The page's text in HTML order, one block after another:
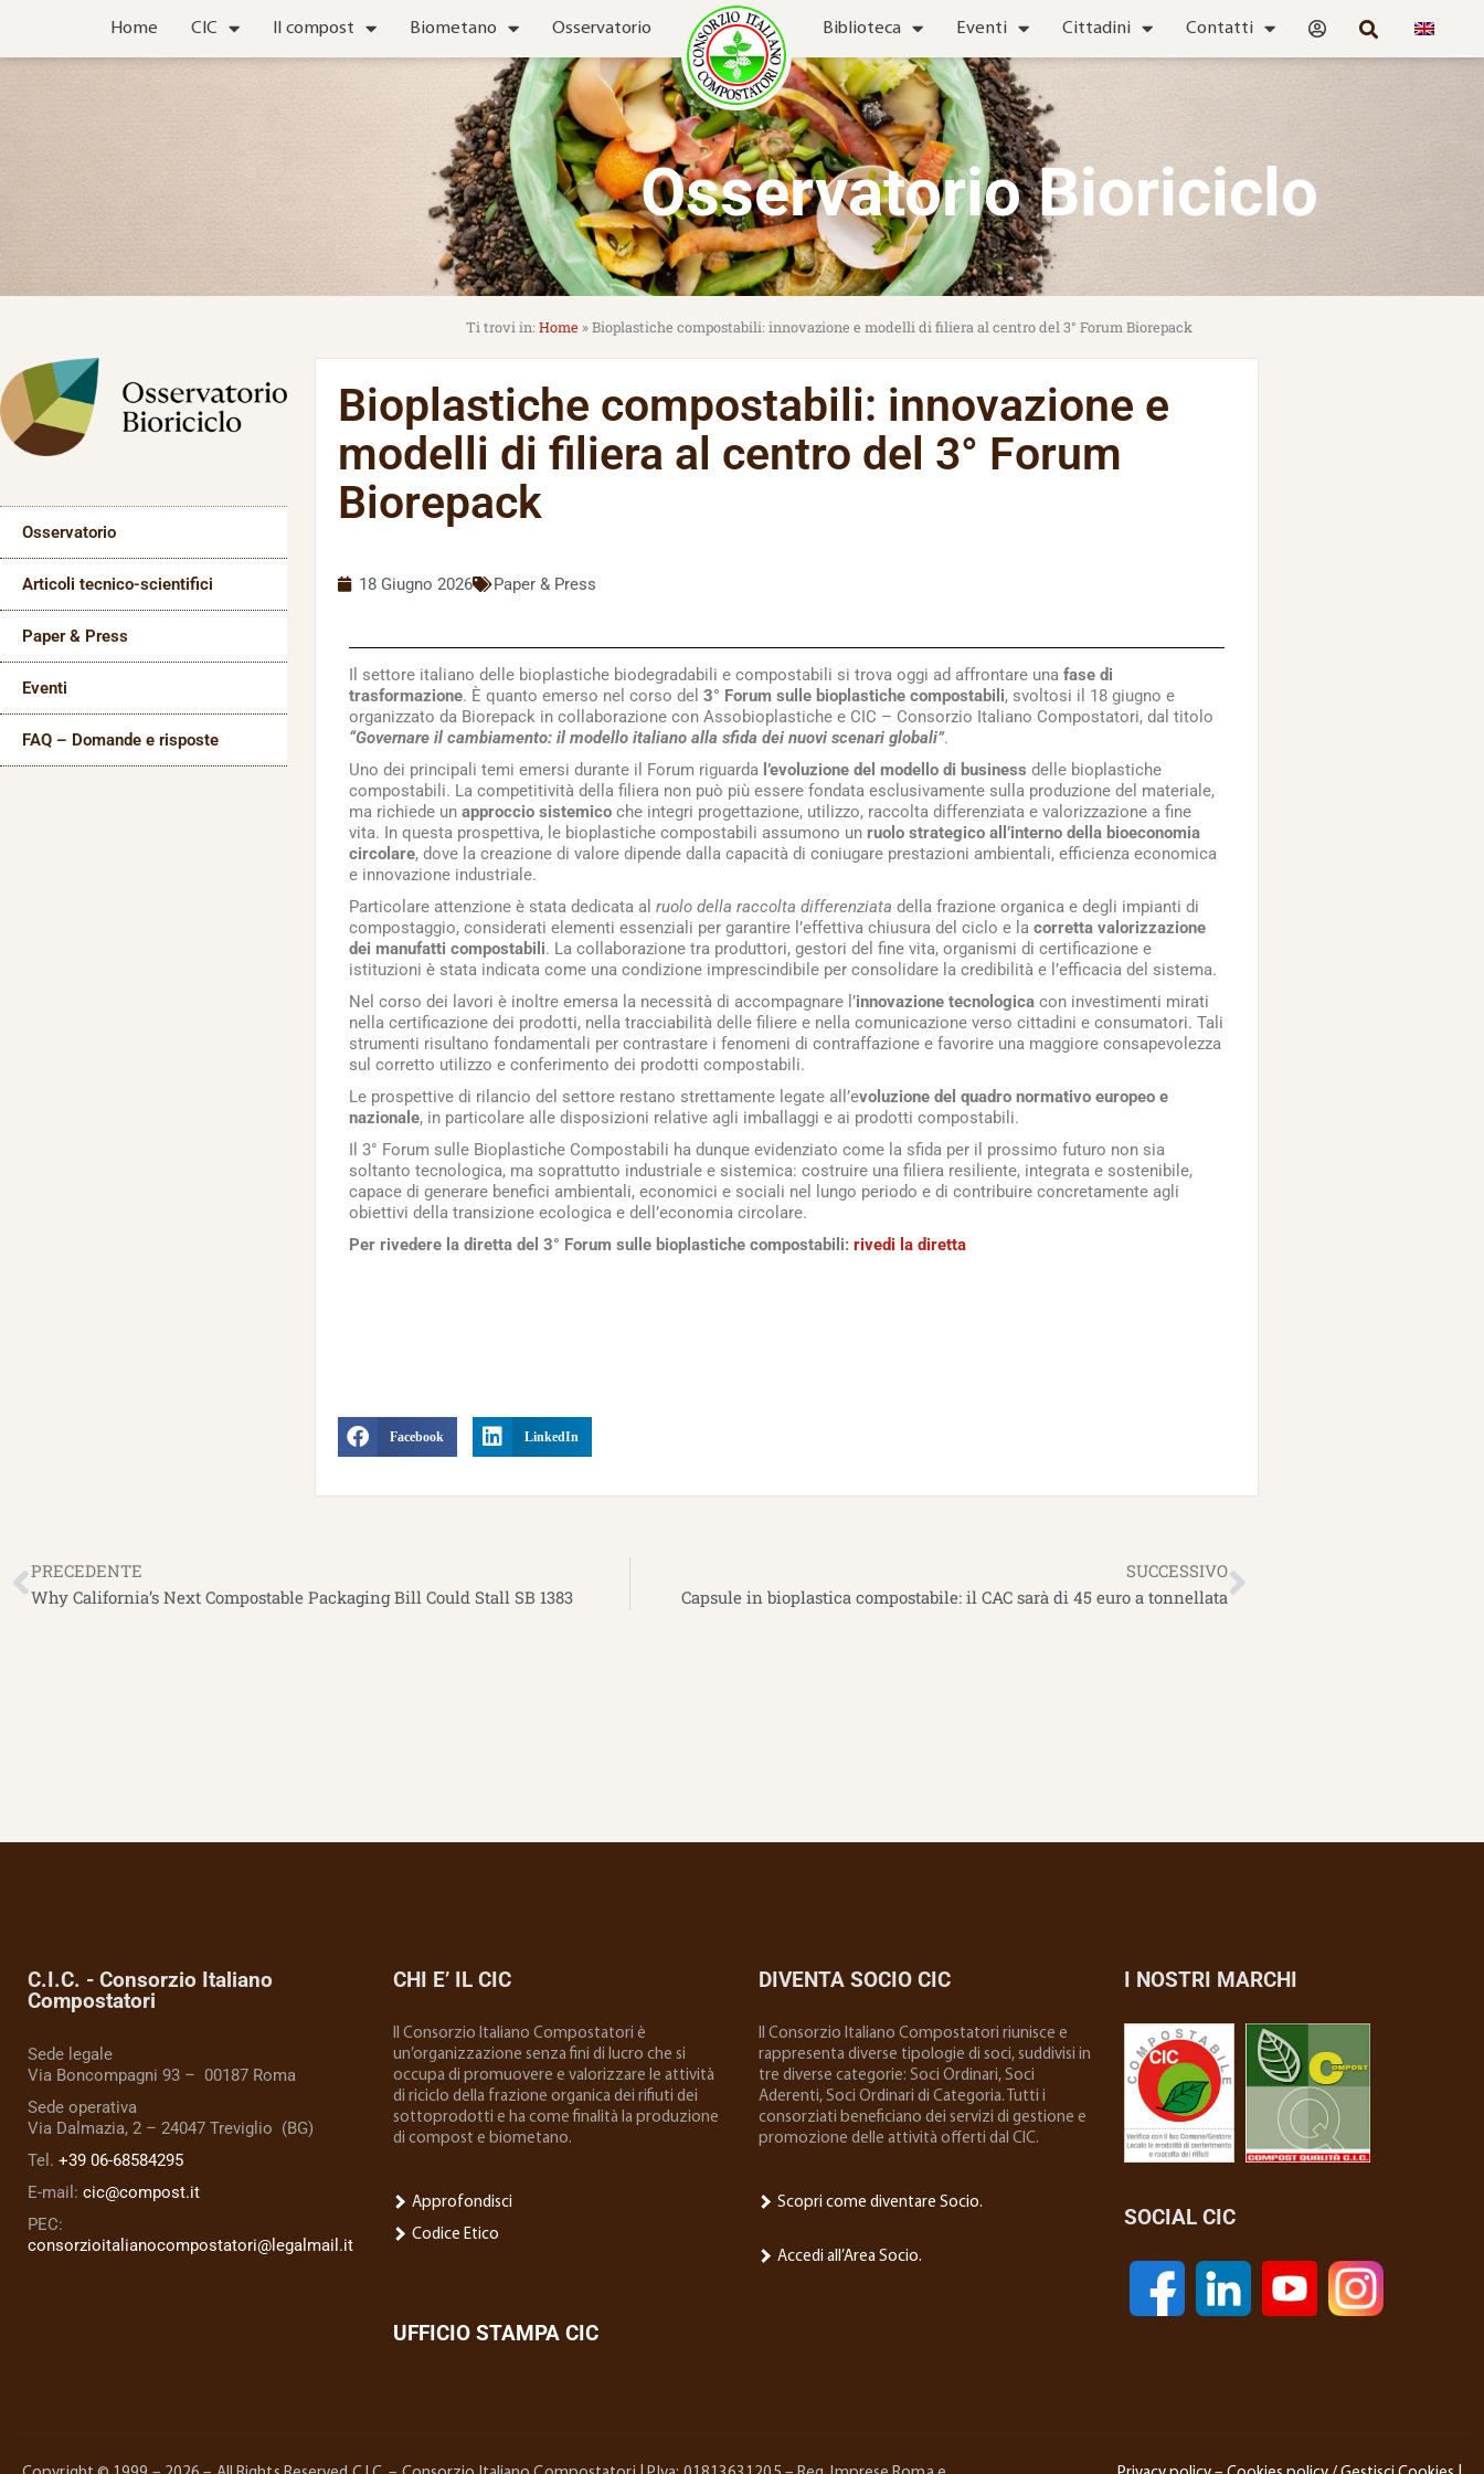
contenuto
Home CIC Il compost Biometano Osservatorio Biblioteca Eventi Cittadini Contatti
Osservatorio Bioriciclo
Home »Bioplastiche compostabili: innovazione e modelli di filiera al centro del 3° Forum Biorepack
Osservatorio
Articoli tecnico-scientifici
Paper & Press
Eventi
FAQ – Domande e risposte
Bioplastiche compostabili: innovazione e
modelli di filiera al centro del 3° Forum
Biorepack
18 Giugno 2026 Paper & Press
Il settore italiano delle bioplastiche biodegradabili e compostabili si trova oggi ad affrontare una fase di
trasformazione. È quanto emerso nel corso del 3° Forum sulle bioplastiche compostabili, svoltosi il 18 giugno e
organizzato da Biorepack in collaborazione con Assobioplastiche e CIC – Consorzio Italiano Compostatori, dal titolo
“Governare il cambiamento: il modello italiano alla sfida dei nuovi scenari globali”.
Uno dei principali temi emersi durante il Forum riguarda l’evoluzione del modello di business delle bioplastiche
compostabili. La competitività della filiera non può più essere fondata esclusivamente sulla produzione del materiale,
ma richiede un approccio sistemico che integri progettazione, utilizzo, raccolta differenziata e valorizzazione a fine
vita. In questa prospettiva, le bioplastiche compostabili assumono un ruolo strategico all’interno della bioeconomia
circolare, dove la creazione di valore dipende dalla capacità di coniugare prestazioni ambientali, efficienza economica
e innovazione industriale.
Particolare attenzione è stata dedicata al ruolo della raccolta differenziata della frazione organica e degli impianti di
compostaggio, considerati elementi essenziali per garantire l’effettiva chiusura del ciclo e la corretta valorizzazione
dei manufatti compostabili. La collaborazione tra produttori, gestori del fine vita, organismi di certificazione e
istituzioni è stata indicata come una condizione imprescindibile per consolidare la credibilità e l’efficacia del sistema.
Nel corso dei lavori è inoltre emersa la necessità di accompagnare l’innovazione tecnologica con investimenti mirati
nella certificazione dei prodotti, nella tracciabilità delle filiere e nella comunicazione verso cittadini e consumatori. Tali
strumenti risultano fondamentali per contrastare i fenomeni di contraffazione e favorire una maggiore consapevolezza
sul corretto utilizzo e conferimento dei prodotti compostabili.
Le prospettive di rilancio del settore restano strettamente legate all’evoluzione del quadro normativo europeo e
nazionale, in particolare alle disposizioni relative agli imballaggi e ai prodotti compostabili.
Il 3° Forum sulle Bioplastiche Compostabili ha dunque evidenziato come la sfida per il prossimo futuro non sia
soltanto tecnologica, ma soprattutto industriale e sistemica: costruire una filiera resiliente, integrata e sostenibile,
capace di generare benefici ambientali, economici e sociali nel lungo periodo e di contribuire concretamente agli
obiettivi della transizione ecologica e dell’economia circolare.
Per rivedere la diretta del 3° Forum sulle bioplastiche compostabili: rivedi la diretta
Facebook LinkedIn
Precedente
PRECEDENTE
Why California’s Next Compostable Packaging Bill Could Stall SB 1383
SUCCESSIVO
Capsule in bioplastica compostabile: il CAC sarà di 45 euro a tonnellata
Successivo
C.I.C. - Consorzio Italiano
Compostatori
Sede legale
Via Boncompagni 93 – 00187 Roma
Sede operativa
Via Dalmazia, 2 – 24047 Treviglio (BG)
Tel. +39 06-68584295
E-mail: cic@compost.it
PEC:
consorzioitalianocompostatori@legalmail.it
CHI E’ IL CIC
Il Consorzio Italiano Compostatori è
un’organizzazione senza fini di lucro che si
occupa di promuovere e valorizzare le attività
di riciclo della frazione organica dei rifiuti dei
sottoprodotti e ha come finalità la produzione
di compost e biometano.
Approfondisci
Codice Etico
UFFICIO STAMPA CIC
DIVENTA SOCIO CIC
ll Consorzio Italiano Compostatori riunisce e
rappresenta diverse tipologie di soci, suddivisi in
tre diverse categorie: Soci Ordinari, Soci
Aderenti, Soci Ordinari di Categoria. Tutti i
consorziati beneficiano dei servizi di gestione e
promozione delle attività offerti dal CIC.
Scopri come diventare Socio.
Accedi all’Area Socio.
I NOSTRI MARCHI
SOCIAL CIC